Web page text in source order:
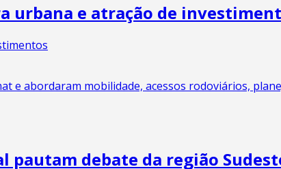
urbana e atração de
e abordaram mobilidade, acessos rodoviários,
debate da região